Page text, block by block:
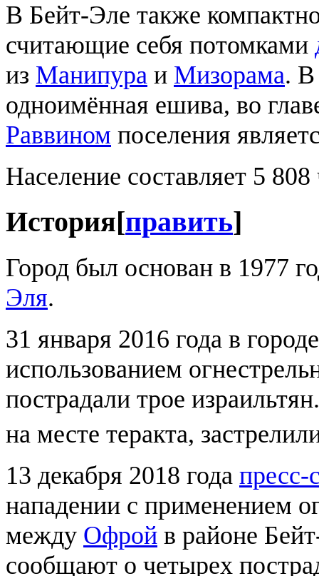
В Бейт-Эле также
считающие себя потомками
из Манипура и Мизорама. В
одноимённая ешива, во
Раввином поселения
Население составляет 5
История[править]
Город был основан в 1977
Эля.
31 января 2016 года в
использованием
пострадали трое
на месте теракта,
13 декабря 2018 года
нападении с применением
между Офрой в районе
сообщают о четырех